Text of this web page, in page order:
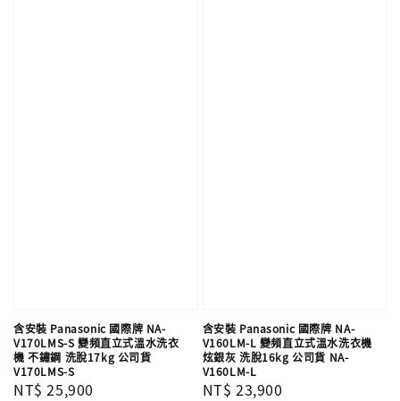
含安裝 Panasonic 國際牌 NA-
V170LMS-S 變頻直立式溫水洗衣
機 不鏽鋼 洗脫17kg 公司貨
V170LMS-S
Regular
NT$ 25,900
含安裝 Panasonic 國際牌 NA-
V160LM-L 變頻直立式溫水洗衣機
炫銀灰 洗脫16kg 公司貨 NA-
V160LM-L
Regular
NT$ 23,900